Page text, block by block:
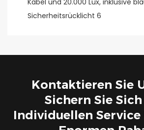
Kontaktieren Sie
Sichern Sie
Individuellen Service